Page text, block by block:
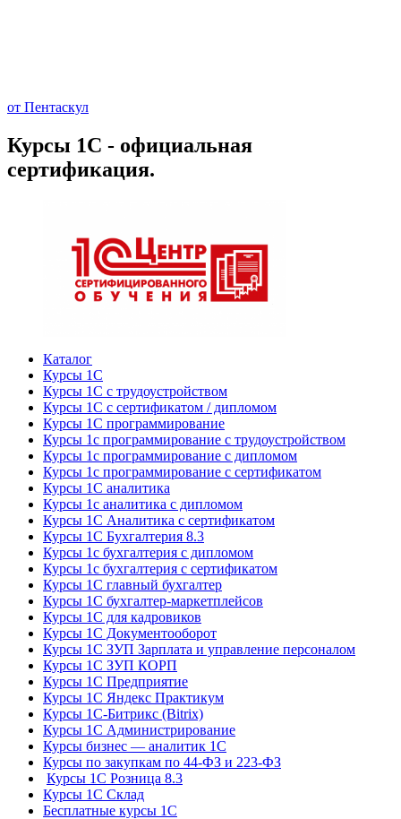
от Пентаскул
Курсы 1С - официальная
сертификация.
Каталог
Курсы 1С
Курсы 1С с трудоустройством
Курсы 1С с сертификатом / дипломом
Курсы 1С программирование
Курсы 1с программирование с трудоустройством
Курсы 1с программирование с дипломом
Курсы 1с программирование с сертификатом
Курсы 1С аналитика
Курсы 1с аналитика с дипломом
Курсы 1С Аналитика с сертификатом
Курсы 1С Бухгалтерия 8.3
Курсы 1с бухгалтерия с дипломом
Курсы 1с бухгалтерия с сертификатом
Курсы 1С главный бухгалтер
Курсы 1С бухгалтер-маркетплейсов
Курсы 1С для кадровиков
Курсы 1С Документооборот
Курсы 1С ЗУП Зарплата и управление персоналом
Курсы 1С ЗУП КОРП
Курсы 1С Предприятие
Курсы 1С Яндекс Практикум
Курсы 1С-Битрикс (Bitrix)
Курсы 1С Администрирование
Курсы бизнес — аналитик 1С
Курсы по закупкам по 44‑ФЗ и 223‑ФЗ
Курсы 1С Розница 8.3
Курсы 1С Склад
Бесплатные курсы 1С